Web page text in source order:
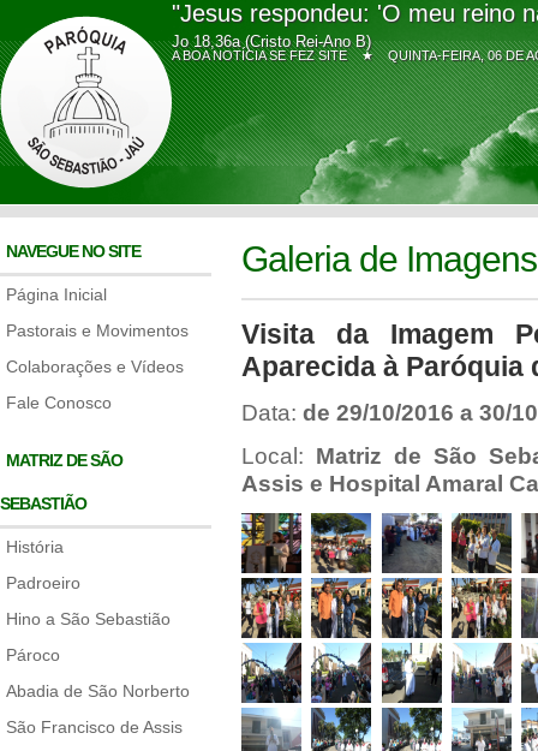
"Jesus respondeu: 'O meu reino
Jo 18,36a (Cristo Rei-Ano B)
A BOA NOTÍCIA SE FEZ SITE ★QUINTA-FEIRA, 06 DE
NAVEGUE NO SITE
Página Inicial
Pastorais e Movimentos
Colaborações e Vídeos
Fale Conosco
MATRIZ DE SÃO
SEBASTIÃO
História
Padroeiro
Hino a São Sebastião
Pároco
Abadia de São Norberto
São Francisco de Assis
Galeria de Imagens
Visita da Imagem
Aparecida à Paróquia
Data: de 29/10/2016 a 30/
Local: Matriz de São
Assis e Hospital Amaral